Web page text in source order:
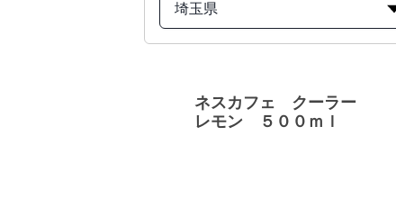
埼玉県
ネスカフェ クーラー
レモン ５００ｍｌ